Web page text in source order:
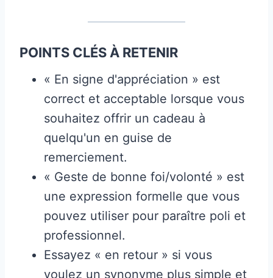
POINTS CLÉS À RETENIR
« En signe d'appréciation » est
correct et acceptable lorsque vous
souhaitez offrir un cadeau à
quelqu'un en guise de
remerciement.
« Geste de bonne foi/volonté » est
une expression formelle que vous
pouvez utiliser pour paraître poli et
professionnel.
Essayez « en retour » si vous
voulez un synonyme plus simple et